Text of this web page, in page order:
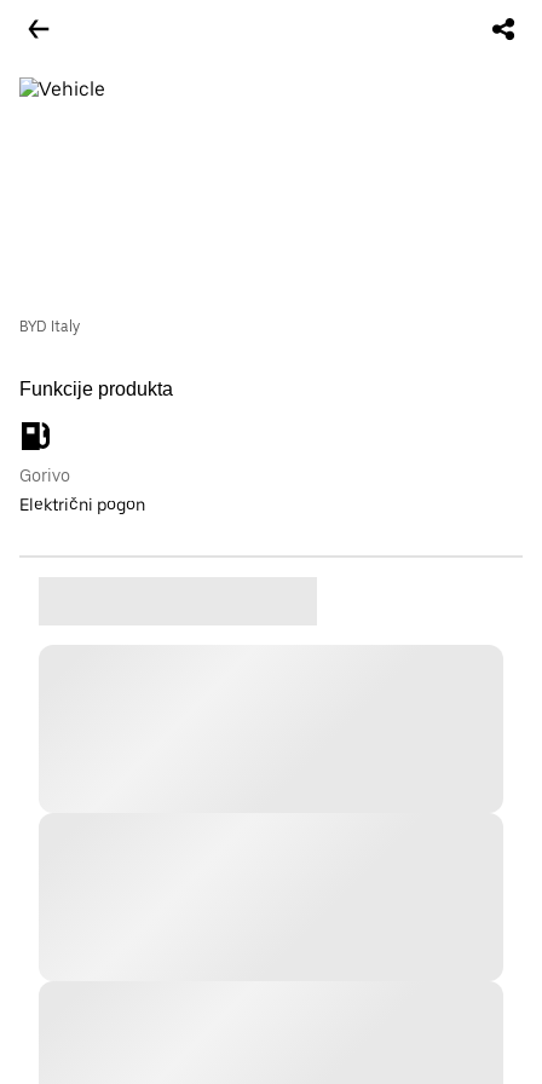
BYD Italy
Funkcije produkta
Gorivo
Električni pogon